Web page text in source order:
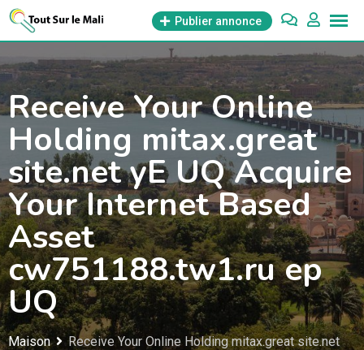
Aller
contenu
Publier annonce
Receive Your Online
Holding mitax.great
site.net yE UQ Acquire
Your Internet Based
Asset
cw751188.tw1.ru ep
UQ
Maison
Receive Your Online Holding mitax.great site.net